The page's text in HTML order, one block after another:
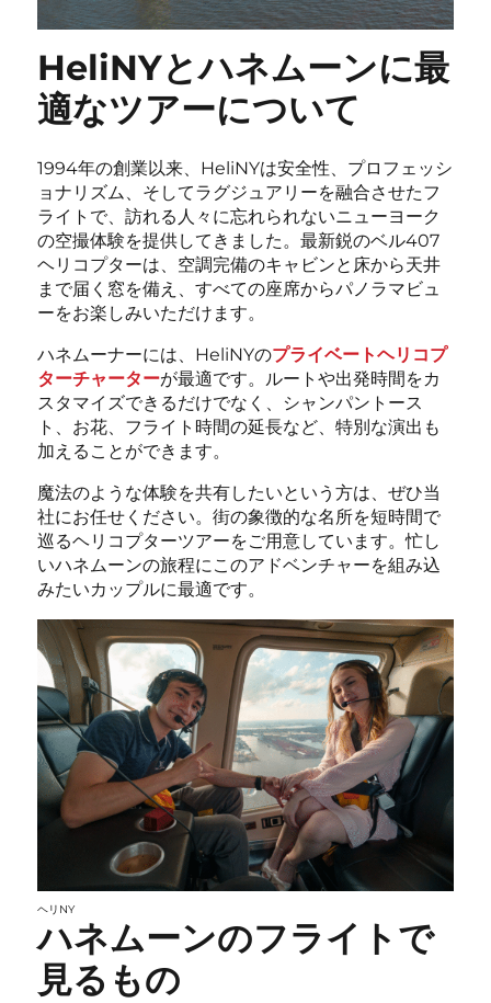
HeliNYとハネムーンに最
適なツアーについて
1994年の創業以来、HeliNYは安全性、プロフェッシ
ョナリズム、そしてラグジュアリーを融合させたフ
ライトで、訪れる人々に忘れられないニューヨーク
の空撮体験を提供してきました。最新鋭のベル407
ヘリコプターは、空調完備のキャビンと床から天井
まで届く窓を備え、すべての座席からパノラマビュ
ーをお楽しみいただけます。
ハネムーナーには、HeliNYのプライベートヘリコプ
ターチャーターが最適です。ルートや出発時間をカ
スタマイズできるだけでなく、シャンパントース
ト、お花、フライト時間の延長など、特別な演出も
加えることができます。
魔法のような体験を共有したいという方は、ぜひ当
社にお任せください。街の象徴的な名所を短時間で
巡るヘリコプターツアーをご用意しています。忙し
いハネムーンの旅程にこのアドベンチャーを組み込
みたいカップルに最適です。
ヘリNY
ハネムーンのフライトで
見るもの